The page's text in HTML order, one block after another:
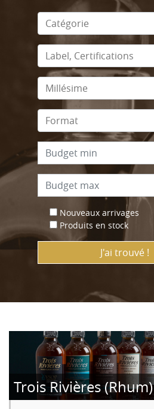
Nouveaux arrivages
Produits en stock
J'ai trouvé !
Trois Rivières (Rhum)